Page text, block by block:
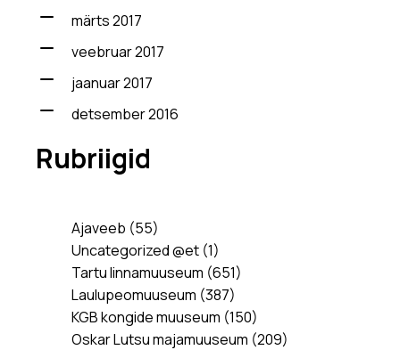
märts 2017
veebruar 2017
jaanuar 2017
detsember 2016
Rubriigid
Ajaveeb (55)
Uncategorized @et (1)
Tartu linnamuuseum (651)
Laulupeomuuseum (387)
KGB kongide muuseum (150)
Oskar Lutsu majamuuseum (209)